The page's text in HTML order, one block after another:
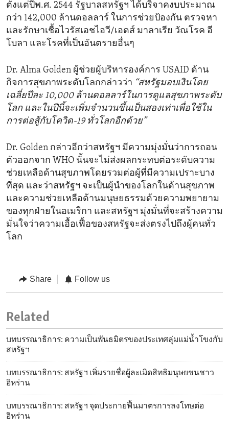
ตั้งแต่ปีพ.ศ. 2544 รัฐบาลสหรัฐฯ ได้บริจาคงบประมาณ
กว่า 142,000 ล้านดอลลาร์ ในการช่วยป้องกัน ตรวจหา
และรักษาเชื้อไวรัสเอชไอวี/เอดส์ มาลาเรีย วัณโรค อี
โบลา และโรคที่เป็นอันตรายอื่นๆ
Dr. Alma Golden ผู้ช่วยผู้บริหารองค์การ USAID ด้าน
กิจการสุขภาพระดับโลกกล่าวว่า “สหรัฐมอบเงินโดย
เฉลี่ยปีละ 10,000 ล้านดอลลาร์ในการดูแลสุขภาพระดับ
โลก และในปีนี้จะเพิ่มจำนวนขึ้นเป็นสองเท่าเพื่อใช้ใน
การต่อสู้กับโควิด-19 ทั่วโลกอีกด้วย”
Dr. Golden กล่าวอีกว่าสหรัฐฯ มีความมุ่งมั่นว่าการถอน
ตัวออกจาก WHO นั้นจะไม่ส่งผลกระทบต่อระดับความ
ช่วยเหลือด้านสุขภาพโดยรวมต่อผู้ที่มีความเปราะบาง
ที่สุด และว่าสหรัฐฯ จะเป็นผู้นำของโลกในด้านสุขภาพ
และความช่วยเหลือด้านมนุษยธรรมด้วยความพยายาม
ของทุกฝ่ายในอเมริกา และสหรัฐฯ มุ่งมั่นที่จะสร้างความ
มั่นใจว่าความเอื้อเฟื้อของสหรัฐจะส่งตรงไปถึงผู้คนทั่ว
โลก
Share Follow us
Related
บทบรรณาธิการ: ความเป็นพันธมิตรของประเทศลุ่มแม่น้ำโขงกับ
สหรัฐฯ
บทบรรณาธิการ: สหรัฐฯ เพิ่มรายชื่อผู้ละเมิดสิทธิมนุษยชนชาว
อิหร่าน
บทบรรณาธิการ: สหรัฐฯ จุดประกายฟื้นมาตรการลงโทษต่อ
อิหร่าน